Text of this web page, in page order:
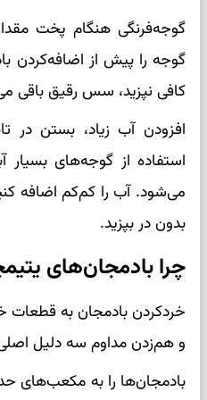
گوجه‌فرنگی هنگام پخت
گوجه را پیش از اضافه‌کردن
کافی نپزید، سس رقیق باقی
افزودن آب زیاد، بستن در
استفاده از گوجه‌های
می‌شود. آب را کم‌کم اضافه
بدون در بپزید.
چرا بادمجان‌های
خردکردن بادمجان به قطعات
و هم‌زدن مداوم سه دلیل